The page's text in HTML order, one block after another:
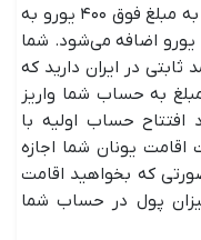
یونان به همراه اعضای خانواده را دارید، به مبلغ فوق ۴۰۰ یورو به
ازای همسر شما و برای هر فرزند نیز ۳۰۰ یورو اضافه می‌شود. شما
در ایران دارید که
به حساب شما واریز
حساب اولیه با
کارت اقامت یونان شما اجازه
که بخواهید اقامت
پول در حساب شما